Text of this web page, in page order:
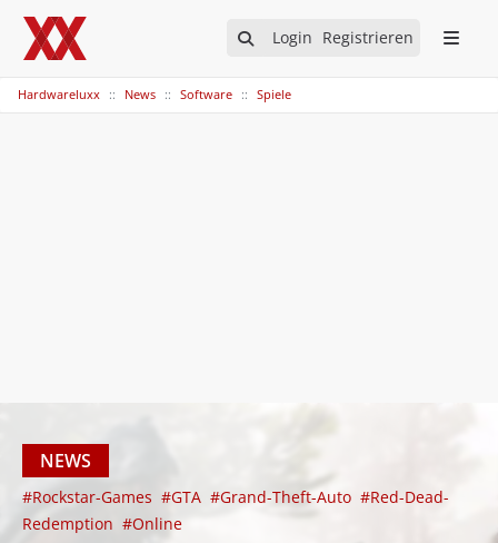
Login Registrieren
Hardwareluxx News Software Spiele
NEWS
#Rockstar-Games #GTA #Grand-Theft-Auto #Red-Dead-
Redemption #Online